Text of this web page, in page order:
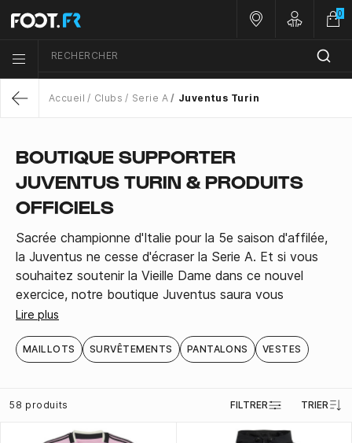
Menu list icon
RECHERCHER
Nos magasins
Customer
0
Accueil Clubs Serie A Juventus Turin
BOUTIQUE SUPPORTER
JUVENTUS TURIN & PRODUITS
OFFICIELS
Sacrée championne d'Italie pour la 5e saison d'affilée,
la Juventus ne cesse d'écraser la Serie A. Et si vous
souhaitez soutenir la Vieille Dame dans ce nouvel
exercice, notre boutique Juventus saura vous
satisfaire : tenues d'entraînement, écharpes, shorts
Lire plus
MAILLOTS SURVÊTEMENTS PANTALONS VESTES
58 produits FILTRER TRIER